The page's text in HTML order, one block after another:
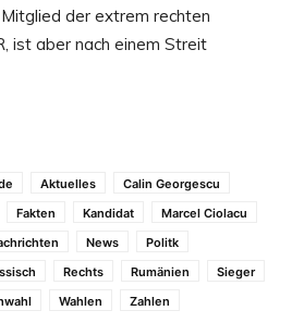
der extrem rechten
ist aber nach einem Streit
Aktuelles
Calin Georgescu
Fakten Kandidat
Marcel Ciolacu
News
Politk
Rechts Rumänien
Sieger
Wahlen Zahlen